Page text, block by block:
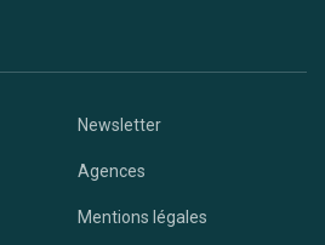
Newsletter
Agences
Mentions légales